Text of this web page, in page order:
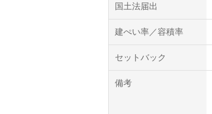
国土法届出
建ぺい率／容積率
セットバック
備考